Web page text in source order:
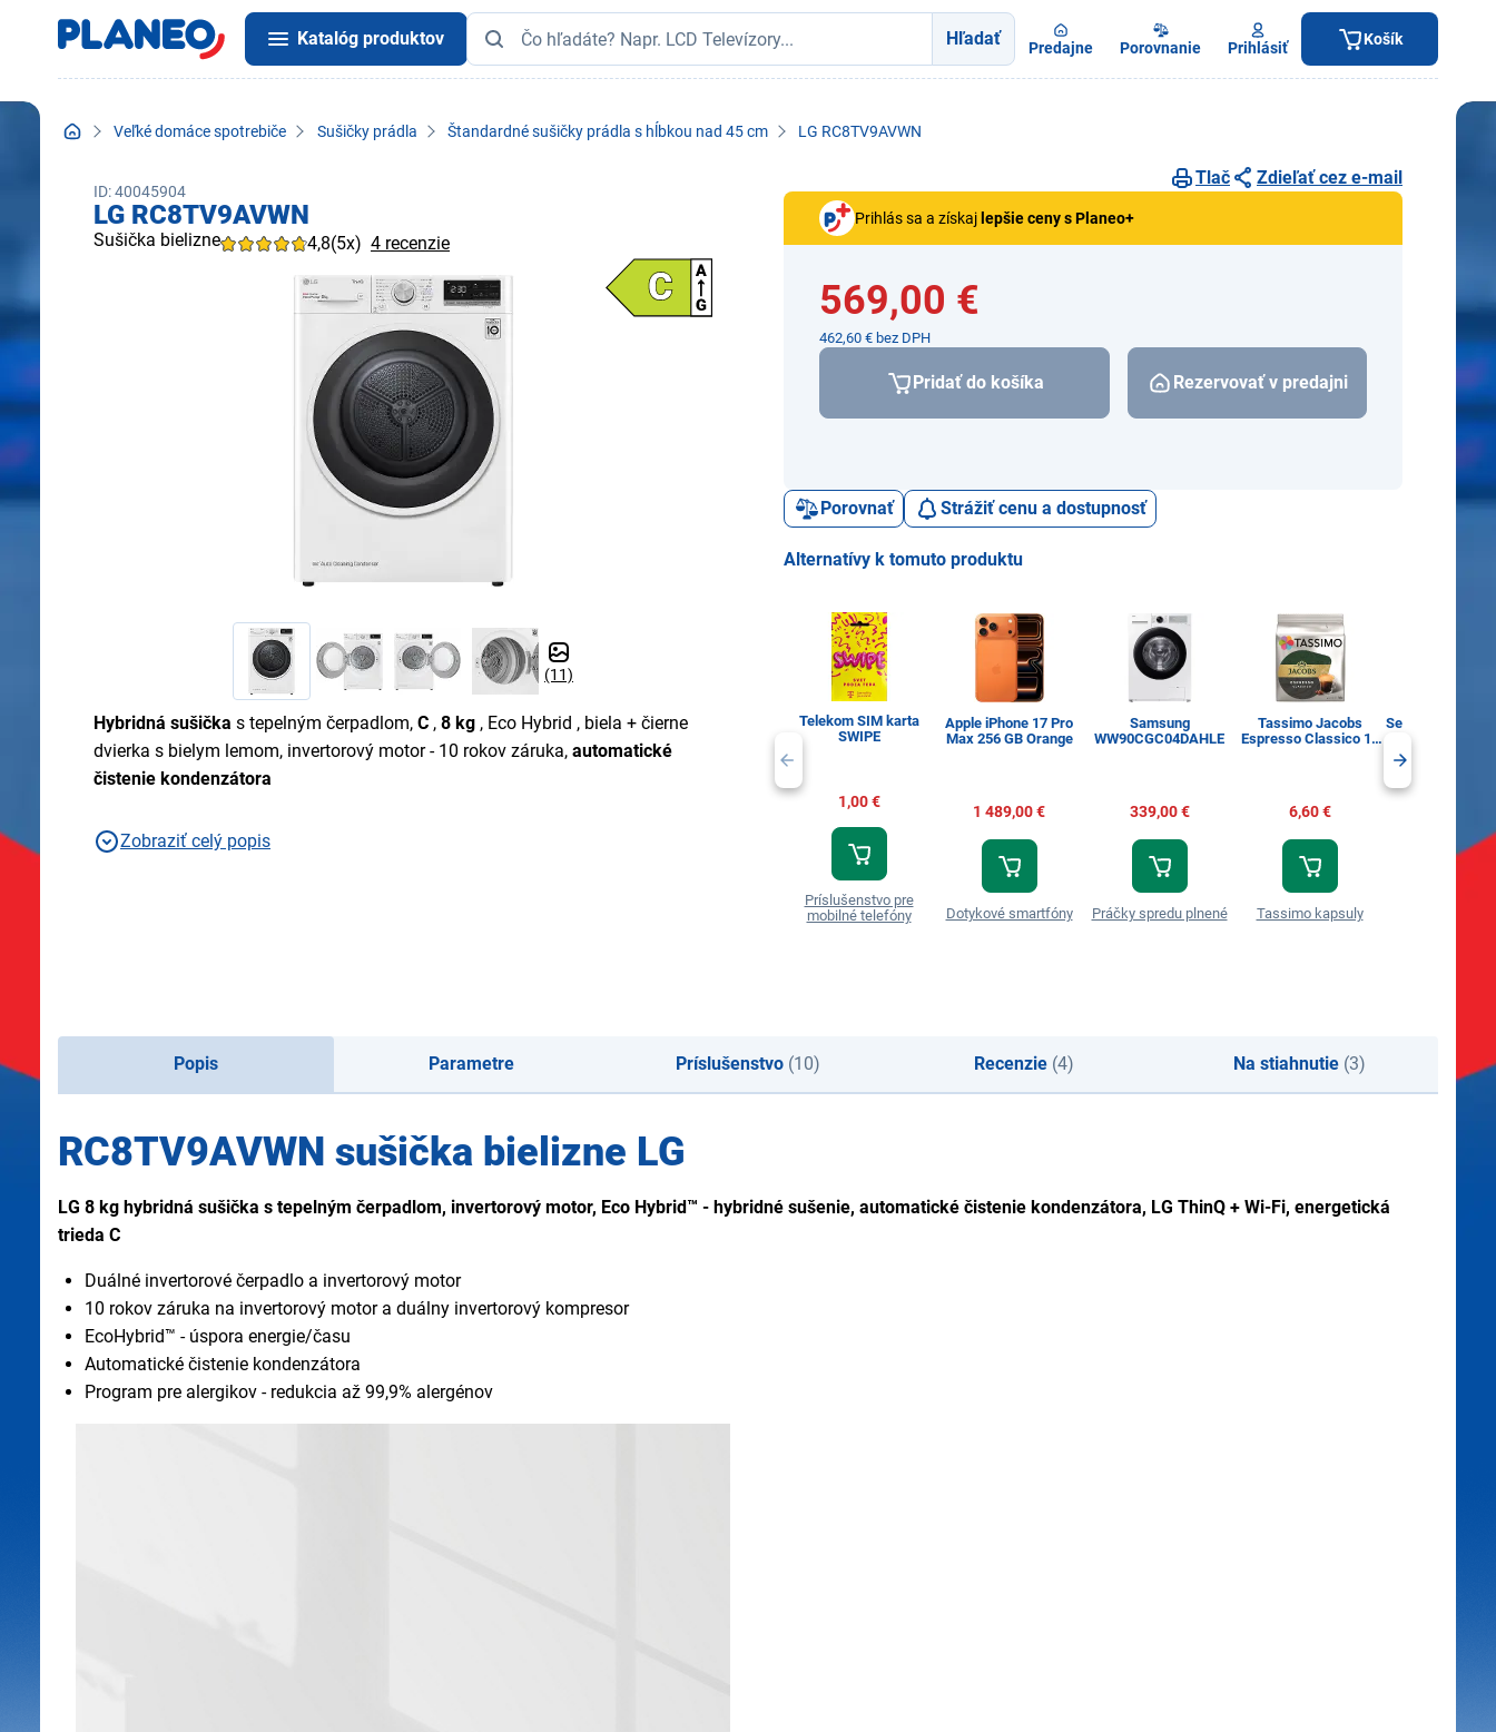
Katalóg produktov Hľadať Predajne Porovnanie Prihlásiť Košík
Veľké domáce spotrebiče Sušičky prádla Štandardné sušičky prádla s hĺbkou nad 45 cm LG RC8TV9AVWN
ID: 40045904
LG RC8TV9AVWN
Sušička bielizne 4,8(5x) 4 recenzie
(11)
Hybridná sušička s tepelným čerpadlom, C , 8 kg , Eco Hybrid , biela + čierne
dvierka s bielym lemom, invertorový motor - 10 rokov záruka, automatické
čistenie kondenzátora
Zobraziť celý popis
Tlač Zdieľať cez e-mail
Prihlás sa a získaj lepšie ceny s Planeo+
569,00 €
462,60 € bez DPH
Pridať do košíka Rezervovať v predajni
Porovnať Strážiť cenu a dostupnosť
Alternatívy k tomuto produktu
Telekom SIM karta
SWIPE
1,00 €
Príslušenstvo pre
mobilné telefóny
Apple iPhone 17 Pro
Max 256 GB Orange
1 489,00 €
Dotykové smartfóny
Samsung
WW90CGC04DAHLE
339,00 €
Práčky spredu plnené
Tassimo Jacobs
Espresso Classico 16
6,60 €
Tassimo kapsuly
Sencor SBA LR6
Popis Parametre Príslušenstvo(10) Recenzie(4) Na stiahnutie (3)
RC8TV9AVWN sušička bielizne LG
LG 8 kg hybridná sušička s tepelným čerpadlom, invertorový motor, Eco Hybrid™ - hybridné sušenie, automatické čistenie kondenzátora, LG ThinQ + Wi-Fi, energetická
trieda C
Duálné invertorové čerpadlo a invertorový motor
10 rokov záruka na invertorový motor a duálny invertorový kompresor
EcoHybrid™ - úspora energie/času
Automatické čistenie kondenzátora
Program pre alergikov - redukcia až 99,9% alergénov